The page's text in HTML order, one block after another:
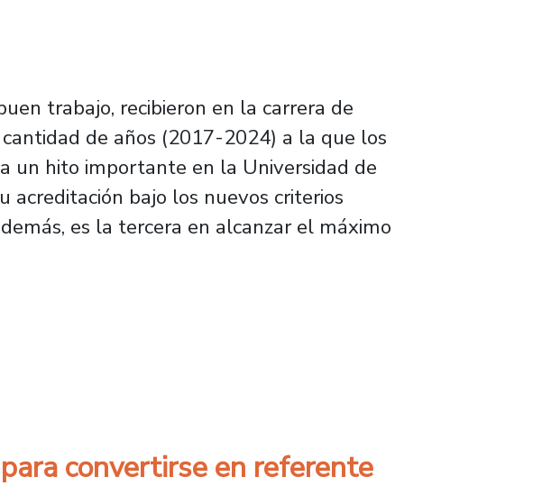
trabajo, recibieron en la carrera de
de años (2017-2024) a la que los
un hito importante en la Universidad de
acreditación bajo los nuevos criterios
es la tercera en alcanzar el máximo
nuevos criterios de la CNA
convertirse en referente